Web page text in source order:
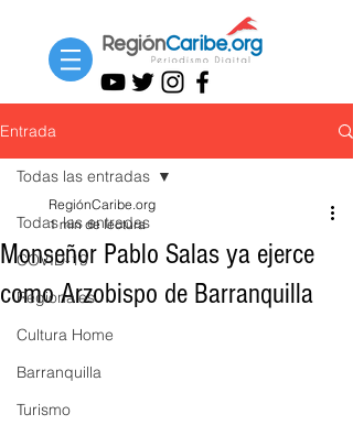
Entrada
Todas las entradas
COVID-19
Regionales
Cultura Home
Barranquilla
Turismo
Todas las entradas
Monseñor Pablo Salas ya ejerce
como Arzobispo de Barranquilla
RegiónCaribe.org
1 min de lectura